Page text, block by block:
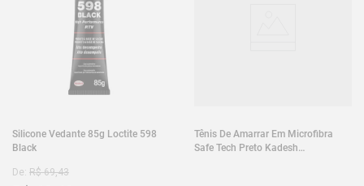
Silicone Vedante 85g Loctite 598
Black
De: R$ 69,43
Tênis De Amarrar Em Microfibra
Safe Tech Preto Kadesh